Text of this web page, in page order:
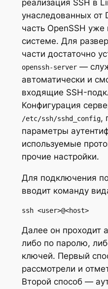
реализация SSH в
унаследованных от
часть OpenSSH уже
системе. Для
части достаточно
openssh-server—
автоматически и
входящие SSH-
Конфигурация
/etc/ssh/sshd_config,
параметры
используемые
прочие настройки.
Для подключения
вводит команду
ssh <user>@<host>
Далее он проходит
либо по паролю,
ключей. Первый
рассмотрели и
Второй способ —